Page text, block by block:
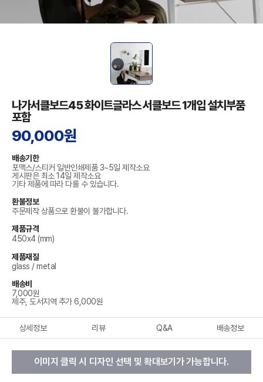
나가서클보드45 화이트글라스 서클보드 1개입 설치부품
포함
90,000원
배송기한
포맥스/스티커 일반인쇄제품 3~5일 제작소요
게시판은 최소 14일 제작소요
기타 제품에 따라 다를 수 있습니다.
환불정보
주문제작 상품으로 환불이 불가합니다.
제품규격
450x4 (mm)
제품재질
glass / metal
배송비
7,000원
제주, 도서지역 추가 6,000원
상세정보 리뷰 Q&A 배송정보
이미지 클릭 시 디자인 선택 및 확대보기가 가능합니다.